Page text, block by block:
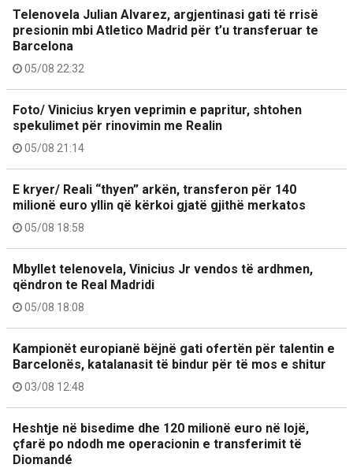
Telenovela Julian Alvarez, argjentinasi gati të rrisë
presionin mbi Atletico Madrid për t’u transferuar te
Barcelona
05/08 22:32
Foto/ Vinicius kryen veprimin e papritur, shtohen
spekulimet për rinovimin me Realin
05/08 21:14
E kryer/ Reali “thyen” arkën, transferon për 140
milionë euro yllin që kërkoi gjatë gjithë merkatos
05/08 18:58
Mbyllet telenovela, Vinicius Jr vendos të ardhmen,
qëndron te Real Madridi
05/08 18:08
Kampionët europianë bëjnë gati ofertën për talentin e
Barcelonës, katalanasit të bindur për të mos e shitur
03/08 12:48
Heshtje në bisedime dhe 120 milionë euro në lojë,
çfarë po ndodh me operacionin e transferimit të
Diomandé